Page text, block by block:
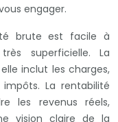
engager.
brute est facile à
superficielle. La
inclut les charges,
La rentabilité
les revenus réels,
vision claire de la